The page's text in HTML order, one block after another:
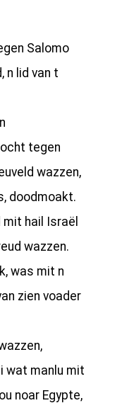
Salomo
n lid van t
tegen
wazzen,
doodmoakt.
hail Israël
wazzen.
was mit n
zien voader
wat manlu mit
noar Egypte,